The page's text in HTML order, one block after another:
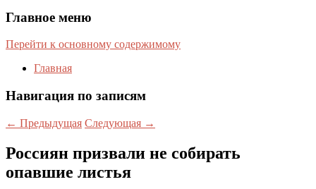
Главное меню
Перейти к основному содержимому
Главная
Навигация по записям
← Предыдущая Следующая →
Россиян призвали не собирать
опавшие листья